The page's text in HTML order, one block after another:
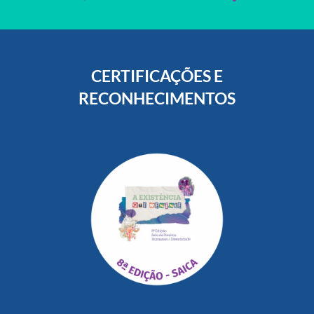
CERTIFICAÇÕES E
RECONHECIMENTOS